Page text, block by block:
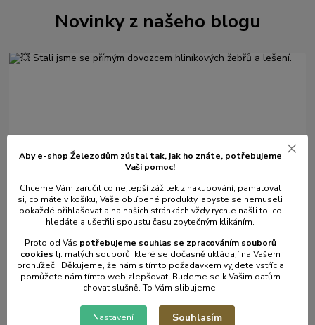
Novinky z našeho blogu
💥 Stali jsme se přímým dovozcem hliníkových žebřů a
lešení.
číst celé
Aby e-shop Železodům zůstal tak, jak ho znáte, potřebujeme
Vaši pomoc!
Chceme Vám zaručit co nejlepší zážitek z nakupování, pamatovat
si, co máte v košíku, Vaše oblíbené produkty, abyste se nemuseli
pokaždé přihlašovat a na našich stránkách vždy rychle našli to, co
hledáte a ušetřili spoustu času zbytečným klikáním.
Proto od Vás potřebujeme souhlas se zpracováním souborů
cookiestj. malých souborů, které se dočasně ukládají na Vašem
prohlížeči. Děkujeme, že nám s tímto požadavkem vyjdete vstříc a
pomůžete nám tímto web zlepšovat. Budeme se k Vašim datům
chovat slušně. To Vám slibujeme!
Nastavení Souhlasím